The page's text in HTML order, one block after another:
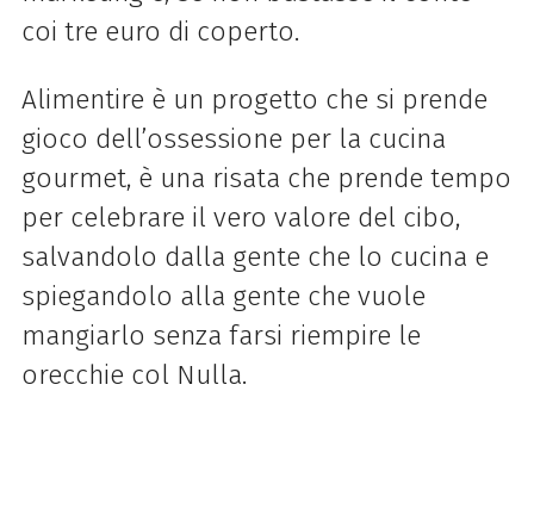
coi tre euro di coperto.
Alimentire è un progetto che si prende
gioco dell’ossessione per la cucina
gourmet, è una risata che prende tempo
per celebrare il vero valore del cibo,
salvandolo dalla gente che lo cucina e
spiegandolo alla gente che vuole
mangiarlo senza farsi riempire le
orecchie col Nulla.